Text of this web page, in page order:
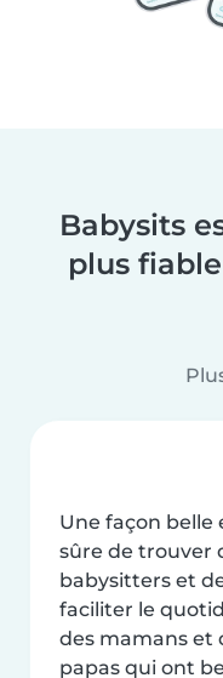
Babysits
plus
Une façon belle
sûre de trouver
babysitters et
faciliter le
des mamans et
papas qui ont